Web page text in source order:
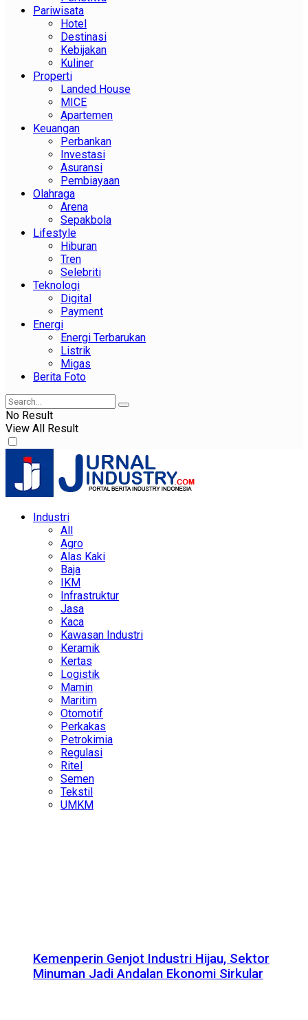
Pariwisata
Hotel
Destinasi
Kebijakan
Kuliner
Properti
Landed House
MICE
Apartemen
Keuangan
Perbankan
Investasi
Asuransi
Pembiayaan
Olahraga
Arena
Sepakbola
Lifestyle
Hiburan
Tren
Selebriti
Teknologi
Digital
Payment
Energi
Energi Terbarukan
Listrik
Migas
Berita Foto
No Result
View All Result
Industri
All
Agro
Alas Kaki
Baja
IKM
Infrastruktur
Jasa
Kaca
Kawasan Industri
Keramik
Kertas
Logistik
Mamin
Maritim
Otomotif
Perkakas
Petrokimia
Regulasi
Ritel
Semen
Tekstil
UMKM
Kemenperin Genjot Industri Hijau, Sektor
Minuman Jadi Andalan Ekonomi Sirkular